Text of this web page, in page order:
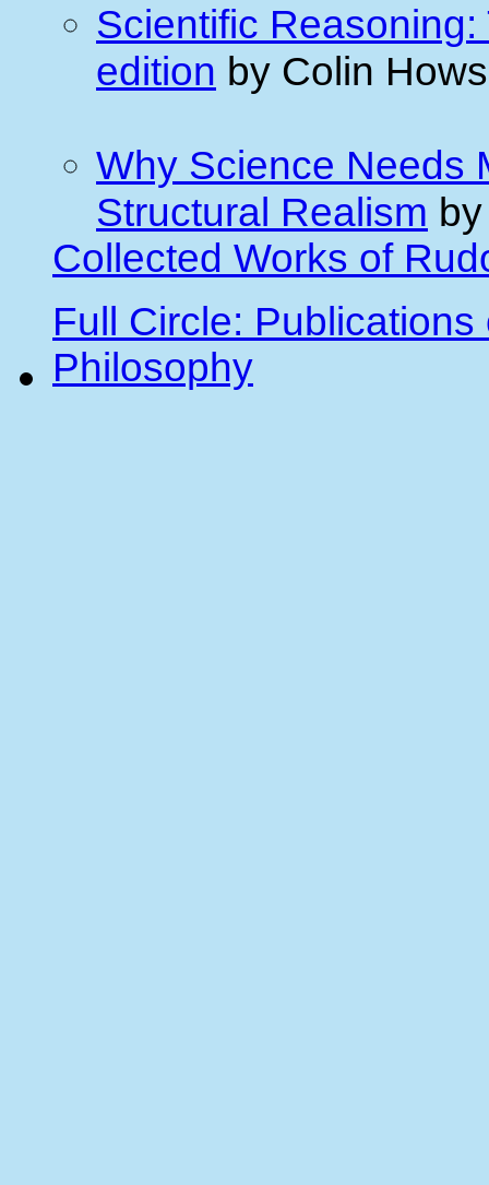
Scientific
edition by Colin
Why Science Needs
Structural Realism
Collected Works of
Full Circle:
Philosophy